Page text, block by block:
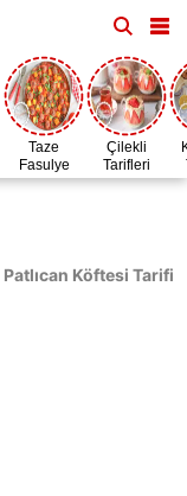
Taze
Fasulye
Zamanı
Çilekli
Tarifleri
Patlıcan Köftesi Tarifi